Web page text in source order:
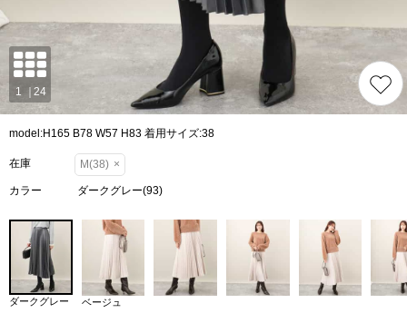
model:H165 B78 W57 H83 着用サイズ:38
在庫 M(38) ×
カラー ダークグレー(93)
ダークグレー ベージュ